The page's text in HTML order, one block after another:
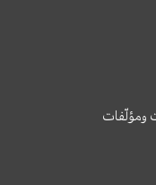
ومؤلّفات